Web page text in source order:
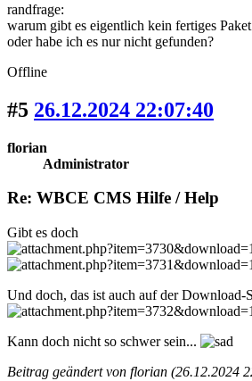
randfrage:
warum gibt es eigentlich kein fertiges
oder habe ich es nur nicht gefunden?
Offline
#5 26.12.2024 22:07:40
florian
Administrator
Re: WBCE CMS Hilfe / Help
Gibt es doch
Und doch, das ist auch auf der Download-
Kann doch nicht so schwer sein...
Beitrag geändert von florian (26.12.2024